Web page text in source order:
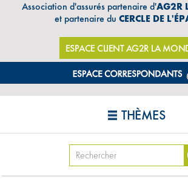
Association d'assurés partenaire d'AG2R
et partenaire du CERCLE DE
ESPACE CLIENT AG2R LA
THÈMES